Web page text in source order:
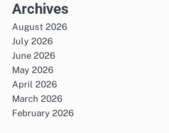
Archives
August 2026
July 2026
June 2026
May 2026
April 2026
March 2026
February 2026